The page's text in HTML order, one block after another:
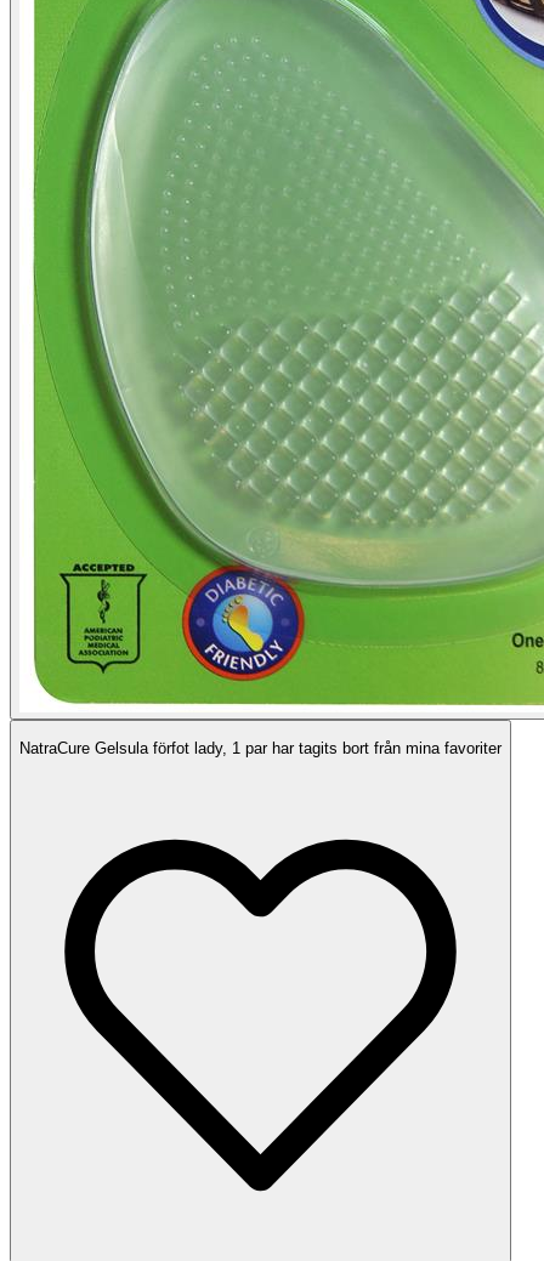
NatraCure Gelsula förfot lady, 1 par har tagits bort från mina favoriter